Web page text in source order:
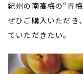
紀州の南高梅の“青梅
ぜひご購入いただき
ていただきたい。